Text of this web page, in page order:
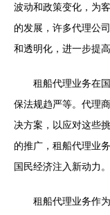
波动和政策变化，为
的发展，许多代理公
和透明化，进一步提
租船代理业务在
保法规趋严等。代理
决方案，以应对这些
的推广，租船代理业
国民经济注入新动力。
租船代理业务作